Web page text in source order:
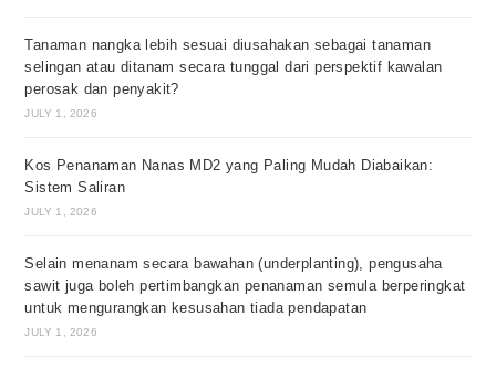
Tanaman nangka lebih sesuai diusahakan sebagai tanaman
selingan atau ditanam secara tunggal dari perspektif kawalan
perosak dan penyakit?
JULY 1, 2026
Kos Penanaman Nanas MD2 yang Paling Mudah Diabaikan:
Sistem Saliran
JULY 1, 2026
Selain menanam secara bawahan (underplanting), pengusaha
sawit juga boleh pertimbangkan penanaman semula berperingkat
untuk mengurangkan kesusahan tiada pendapatan
JULY 1, 2026